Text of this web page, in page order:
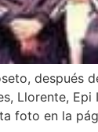
después
Llorente,
foto en la